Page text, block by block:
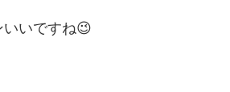
いですね😉